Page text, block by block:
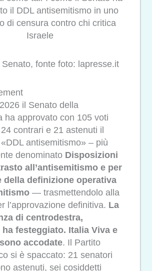
Senato, fonte foto: lapresse.it
il Senato della
ha approvato con 105 voti
contrari e 21 astenuti il
antisemitismo» – più
denominato Disposizioni
all’antisemitismo e per
della definizione operativa
— trasmettendolo alla
l’approvazione definitiva. La
di centrodestra,
festeggiato. Italia Viva e
accodate. Il Partito
si è spaccato: 21 senatori
astenuti, sei cosiddetti